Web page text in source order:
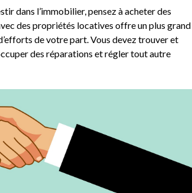
dans l’immobilier, pensez à acheter des
des propriétés locatives offre un plus grand
de votre part. Vous devez trouver et
des réparations et régler tout autre